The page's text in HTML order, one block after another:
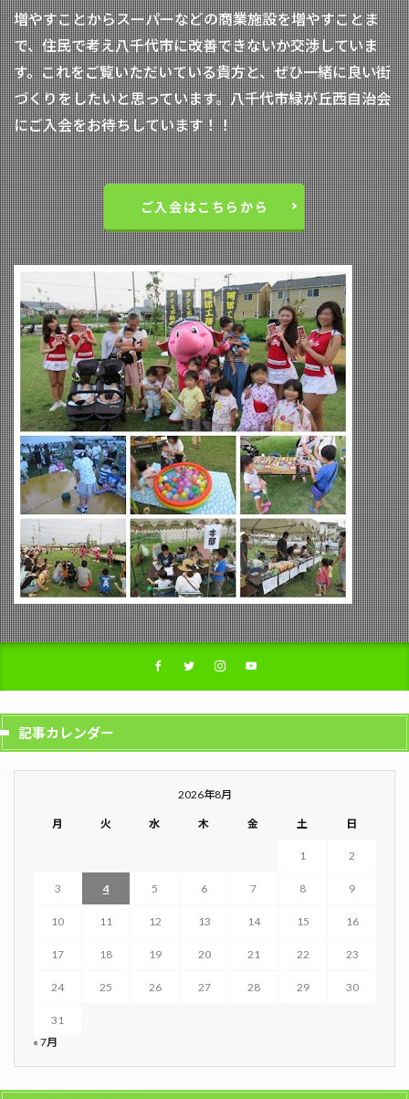
増やすことからスーパーなどの商業施設を増やすことま
で、住民で考え八千代市に改善できないか交渉していま
す。これをご覧いただいている貴方と、ぜひ一緒に良い街
づくりをしたいと思っています。八千代市緑が丘西自治会
にご入会をお待ちしています！！
ご入会はこちらから
記事カレンダー
2026年8月
月 火 水 木 金 土 日
1 2
3 4 5 6 7 8 9
10 11 12 13 14 15 16
17 18 19 20 21 22 23
24 25 26 27 28 29 30
31
« 7月